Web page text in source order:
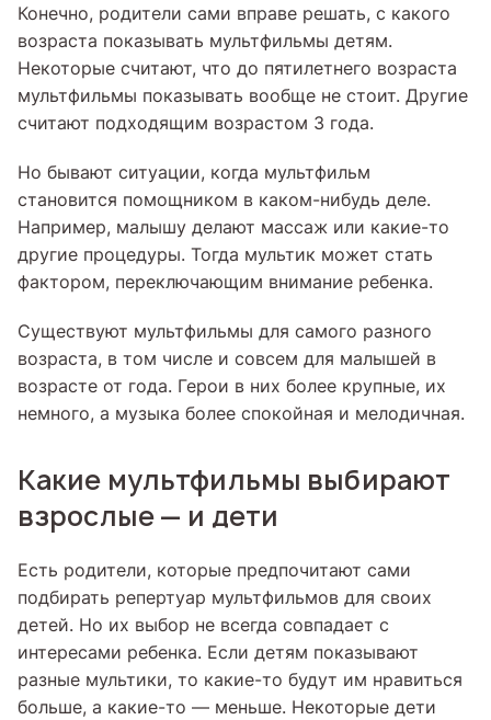
Конечно, родители сами вправе решать, с какого
возраста показывать мультфильмы детям.
Некоторые считают, что до пятилетнего возраста
мультфильмы показывать вообще не стоит. Другие
считают подходящим возрастом 3 года.
Но бывают ситуации, когда мультфильм
становится помощником в каком-нибудь деле.
Например, малышу делают массаж или какие-то
другие процедуры. Тогда мультик может стать
фактором, переключающим внимание ребенка.
Существуют мультфильмы для самого разного
возраста, в том числе и совсем для малышей в
возрасте от года. Герои в них более крупные, их
немного, а музыка более спокойная и мелодичная.
Какие мультфильмы выбирают
взрослые — и дети
Есть родители, которые предпочитают сами
подбирать репертуар мультфильмов для своих
детей. Но их выбор не всегда совпадает с
интересами ребенка. Если детям показывают
разные мультики, то какие-то будут им нравиться
больше, а какие-то — меньше. Некоторые дети